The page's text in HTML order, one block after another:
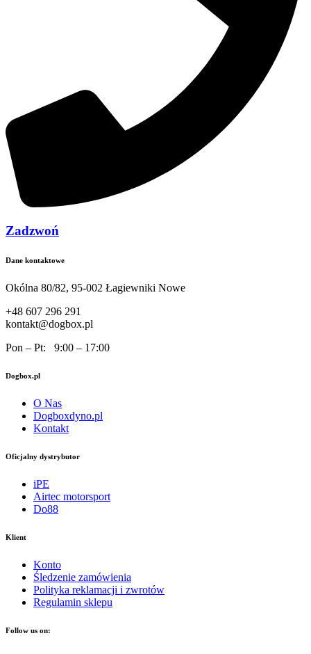
Zadzwoń
Dane kontaktowe
Okólna 80/82, 95-002 Łagiewniki Nowe
+48 607 296 291
kontakt@dogbox.pl
Pon – Pt: 9:00 – 17:00
Dogbox.pl
O Nas
Dogboxdyno.pl
Kontakt
Oficjalny dystrybutor
iPE
Airtec motorsport
Do88
Klient
Konto
Śledzenie zamówienia
Polityka reklamacji i zwrotów
Regulamin sklepu
Follow us on: